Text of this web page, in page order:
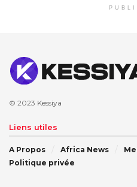
© 2023 Kessiya
Liens utiles
A Propos Africa News
Politique privée